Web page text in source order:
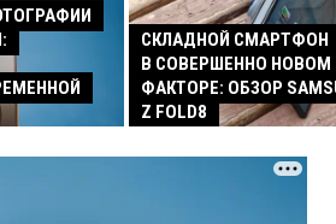
СКЛАДНОЙ СМАРТФОН
В СОВЕРШЕННО
ФАКТОРЕ: ОБЗОР
Z FOLD8